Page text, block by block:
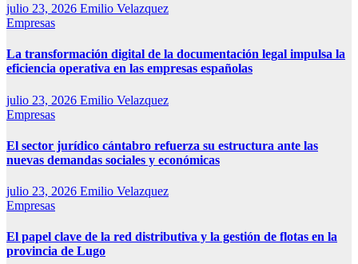
julio 23, 2026 Emilio Velazquez
Empresas
La transformación digital de la documentación legal impulsa la
eficiencia operativa en las empresas españolas
julio 23, 2026 Emilio Velazquez
Empresas
El sector jurídico cántabro refuerza su estructura ante las
nuevas demandas sociales y económicas
julio 23, 2026 Emilio Velazquez
Empresas
El papel clave de la red distributiva y la gestión de flotas en la
provincia de Lugo